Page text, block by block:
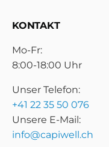
KONTAKT
Mo-Fr:
8:00-18:00 Uhr
Unser Telefon:
+41 22 35 50 076
Unsere E-Mail:
info@capiwell.ch